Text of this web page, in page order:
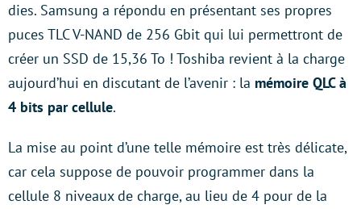
dies. Samsung a répondu en présentant ses propres
puces TLC V-NAND de 256 Gbit qui lui permettront de
créer un SSD de 15,36 To ! Toshiba revient à la charge
aujourd’hui en discutant de l’avenir : la mémoire QLC à
4 bits par cellule.
La mise au point d’une telle mémoire est très délicate,
car cela suppose de pouvoir programmer dans la
cellule 8 niveaux de charge, au lieu de 4 pour de la